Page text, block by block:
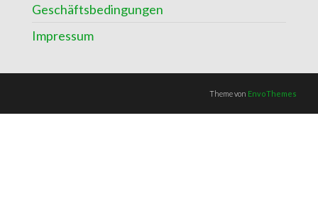
Geschäftsbedingungen
Impressum
Theme von EnvoThemes